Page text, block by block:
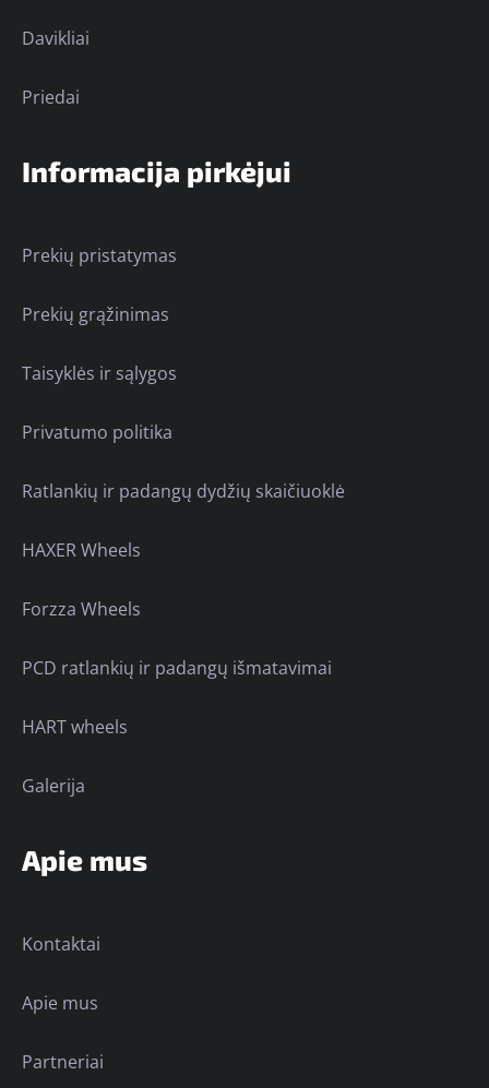
Davikliai
Priedai
Informacija pirkėjui
Prekių pristatymas
Prekių grąžinimas
Taisyklės ir sąlygos
Privatumo politika
Ratlankių ir padangų dydžių skaičiuoklė
HAXER Wheels
Forzza Wheels
PCD ratlankių ir padangų išmatavimai
HART wheels
Galerija
Apie mus
Kontaktai
Apie mus
Partneriai